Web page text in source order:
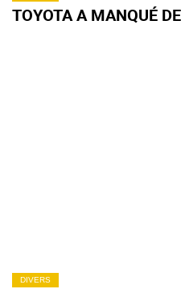
TOYOTA A MANQUÉ
DIVERS